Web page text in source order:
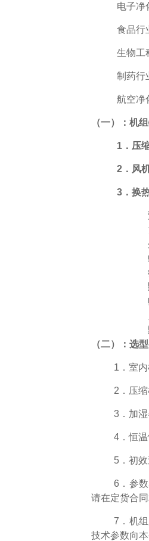
电子净
食品行
生物工
制药行
航空净
（一）：机
1 ．压
2 ．风
3 ．换
．外
．加
．制
．保
．控
．过
（二）：选
1 ．室
2 ．压
3 ．加
4 ．恒
5 ．初
6 ．参
请在定货合
7 ．机
技术参数向